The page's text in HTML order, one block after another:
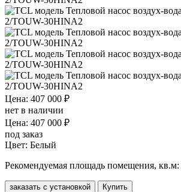
Цена: 407 000 ₽
нет в наличии
Цена: 407 000 ₽
под заказ
Цвет: Белый
Рекомендуемая площадь помещения, кв.м:
заказать с установкой Купить